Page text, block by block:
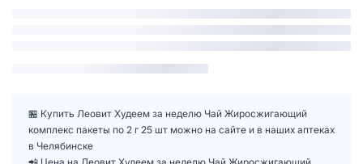
🏪 Купить Леовит Худеем за неделю Чай Жиросжигающий
комплекс пакеты по 2 г 25 шт можно на сайте и в наших аптеках
в Челябинске